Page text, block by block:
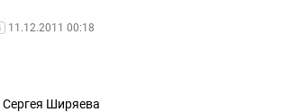
11.12.2011 00:18
Сергея Ширяева